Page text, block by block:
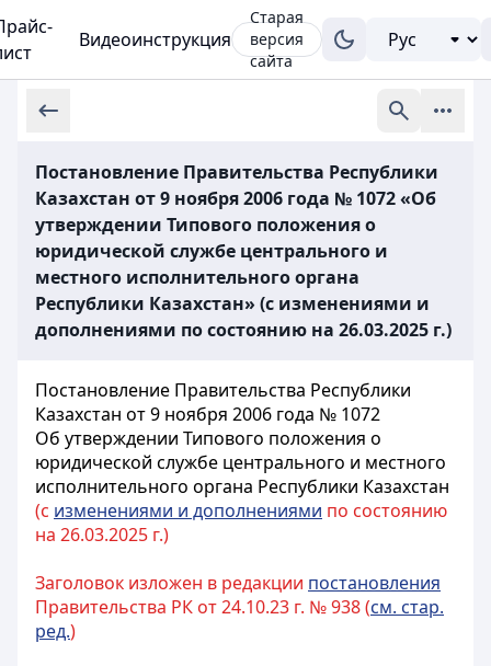
Видеоинструкция
Старая
версия
сайта
Постановление Правительства Республики
Казахстан от 9 ноября 2006 года № 1072 «Об
утверждении Типового положения о
юридической службе центрального и
местного исполнительного органа
Республики Казахстан» (с изменениями и
дополнениями по состоянию на 26.03.2025 г.)
Постановление Правительства Республики
Казахстан от 9 ноября 2006 года № 1072
Об утверждении Типового положения о
юридической службе центрального и местного
исполнительного органа Республики Казахстан
(с изменениями и дополнениями по состоянию
на 26.03.2025 г.)
Заголовок изложен в редакции постановления
Правительства РК от 24.10.23 г. № 938 (см. стар.
ред.)